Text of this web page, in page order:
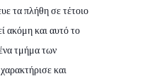
τα πλήθη σε τέτοιο
ακόμη και αυτό το
τμήμα των
και